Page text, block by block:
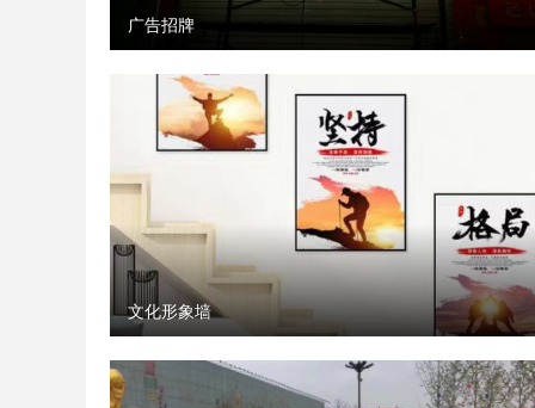
广告招牌
文化形象墙